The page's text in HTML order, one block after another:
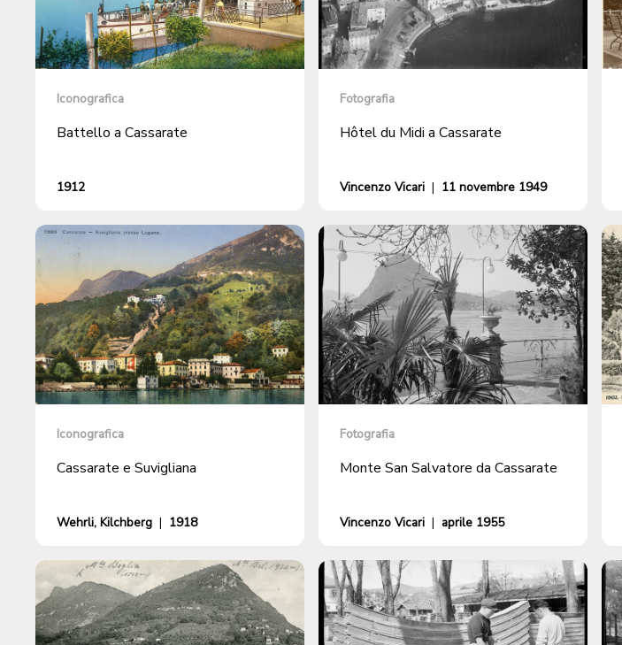
Iconografica
Battello a Cassarate
1912
Fotografia
Hôtel du Midi a Cassarate
Vincenzo Vicari | 11 novembre 1949
Iconografica
Cassarate e Suvigliana
Wehrli, Kilchberg | 1918
Fotografia
Monte San Salvatore da Cassarate
Vincenzo Vicari | aprile 1955